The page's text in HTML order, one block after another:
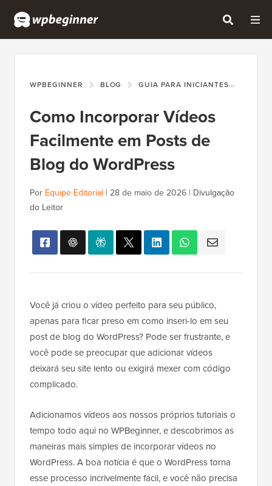
WPBEGINNER BLOG GUIA PARA INICIANTES
Como Incorporar Vídeos
Facilmente em Posts de
Blog do WordPress
Por Equipe Editorial | 28 de maio de 2026 | Divulgação
do Leitor
Você já criou o vídeo perfeito para seu público,
apenas para ficar preso em como inseri-lo em seu
post de blog do WordPress? Pode ser frustrante, e
você pode se preocupar que adicionar vídeos
deixará seu site lento ou exigirá mexer com código
complicado.
Adicionamos vídeos aos nossos próprios tutoriais o
tempo todo aqui no WPBeginner, e descobrimos as
maneiras mais simples de incorporar vídeos no
WordPress. A boa notícia é que o WordPress torna
esse processo incrivelmente fácil, e você não precisa